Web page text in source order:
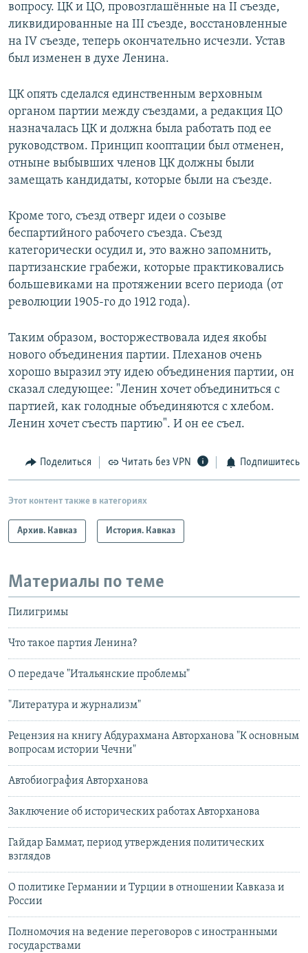
вопросу. ЦК и ЦО, провозглашённые на II съезде,
ликвидированные на III съезде, восстановленные
на IV съезде, теперь окончательно исчезли. Устав
был изменен в духе Ленина.
ЦК опять сделался единственным верховным
органом партии между съездами, а редакция ЦО
назначалась ЦК и должна была работать под ее
руководством. Принцип кооптации был отменен,
отныне выбывших членов ЦК должны были
замещать кандидаты, которые были на съезде.
Кроме того, съезд отверг идеи о созыве
беспартийного рабочего съезда. Съезд
категорически осудил и, это важно запомнить,
партизанские грабежи, которые практиковались
большевиками на протяжении всего периода (от
революции 1905-го до 1912 года).
Таким образом, восторжествовала идея якобы
нового объединения партии. Плеханов очень
хорошо выразил эту идею объединения партии, он
сказал следующее: "Ленин хочет объединиться с
партией, как голодные объединяются с хлебом.
Ленин хочет съесть партию". И он ее съел.
Поделиться Читать без VPN Подпишитесь
Этот контент также в категориях
Архив. Кавказ История. Кавказ
Материалы по теме
Пилигримы
Что такое партия Ленина?
О передаче "Итальянские проблемы"
"Литература и журнализм"
Рецензия на книгу Абдурахмана Авторханова "К основным
вопросам истории Чечни"
Автобиография Авторханова
Заключение об исторических работах Авторханова
Гайдар Баммат, период утверждения политических
взглядов
О политике Германии и Турции в отношении Кавказа и
России
Полномочия на ведение переговоров с иностранными
государствами